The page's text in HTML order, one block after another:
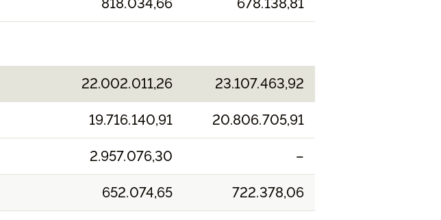
818.034,66 678.138,81
22.002.011,26 23.107.463,92
19.716.140,91 20.806.705,91
2.957.076,30 –
652.074,65 722.378,06